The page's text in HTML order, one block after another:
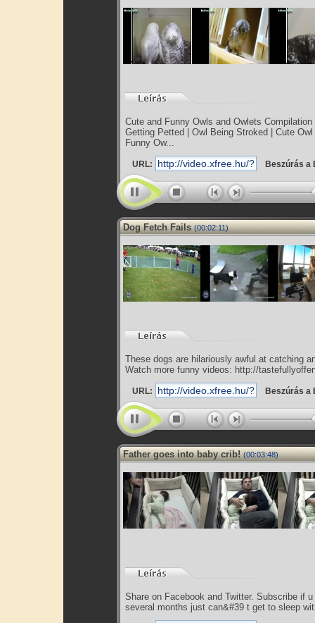
Cute and Funny Owls and Owlets
Getting Petted | Owl Being Stroked | Cute
Funny Ow...
URL: Beszúrás a
Dog Fetch Fails (00:02:11)
These dogs are hilariously awful at catching
Watch more funny videos: http://
URL: Beszúrás a
Father goes into baby crib! (00:03:48)
Share on Facebook and Twitter. Subscribe if
several months just can&#39 t get to sleep